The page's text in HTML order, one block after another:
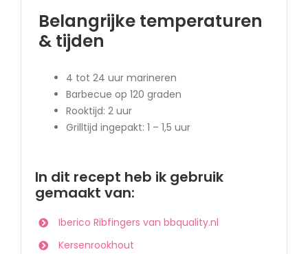
Belangrijke temperaturen
& tijden
4 tot 24 uur marineren
Barbecue op 120 graden
Rooktijd: 2 uur
Grilltijd ingepakt: 1 – 1,5 uur
In dit recept heb ik gebruik
gemaakt van:
Iberico Ribfingers van bbquality.nl
Kersenrookhout